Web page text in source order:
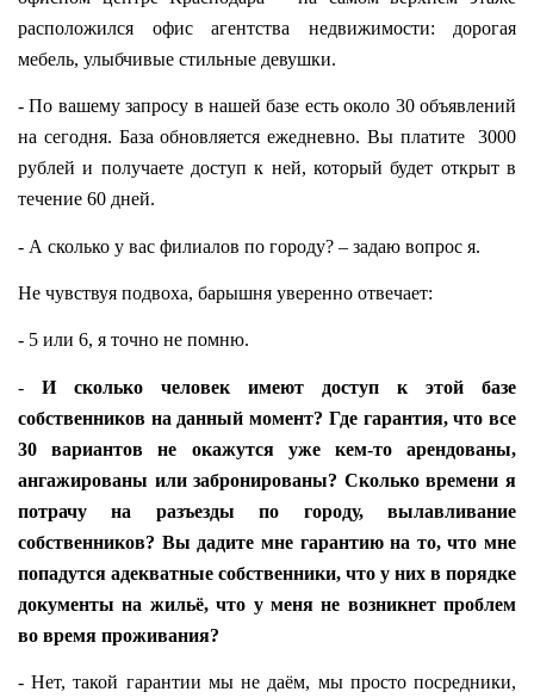
расположился офис агентства недвижимости: дорогая
мебель, улыбчивые стильные девушки.
- По вашему запросу в нашей базе есть около 30 объявлений
на сегодня. База обновляется ежедневно. Вы платите
3000
рублей и получаете доступ к ней, который будет открыт в
течение 60 дней.
- А сколько у вас филиалов по городу? – задаю вопрос я.
Не чувствуя подвоха, барышня уверенно отвечает:
- 5 или 6, я точно не помню.
- И сколько человек имеют доступ к этой базе
собственников на данный момент? Где гарантия, что все
30 вариантов не окажутся уже кем-то арендованы,
ангажированы или забронированы? Сколько времени я
потрачу на разъезды по городу, вылавливание
собственников? Вы дадите мне гарантию на то, что мне
попадутся адекватные собственники, что у них в порядке
документы на жильё, что у меня не возникнет проблем
во время проживания?
- Нет, такой гарантии мы не даём, мы просто посредники,